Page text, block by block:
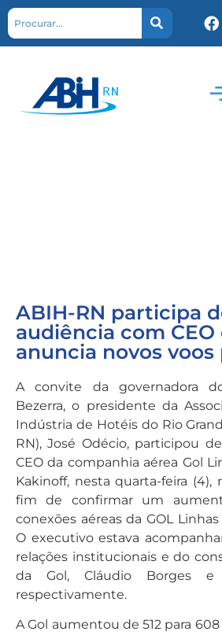
ABIH-RN participa
audiência com CEO
anuncia novos voos
A convite da governadora
Bezerra, o presidente da
Indústria de Hotéis do Rio
RN), José Odécio, participou
CEO da companhia aérea Gol
Kakinoff, nesta quarta-feira (4),
fim de confirmar um
conexões aéreas da GOL
O executivo estava
relações institucionais e do
da Gol, Cláudio Borges e
respectivamente.
A Gol aumentou de 512 para